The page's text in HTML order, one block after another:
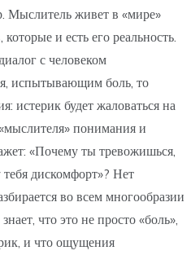
живет в «мире»
и есть его реальность.
с человеком
испытывающим боль, то
истерик будет жаловаться на
понимания и
«Почему ты тревожишься,
дискомфорт»? Нет
во всем многообразии
что это не просто «боль»,
и что ощущения